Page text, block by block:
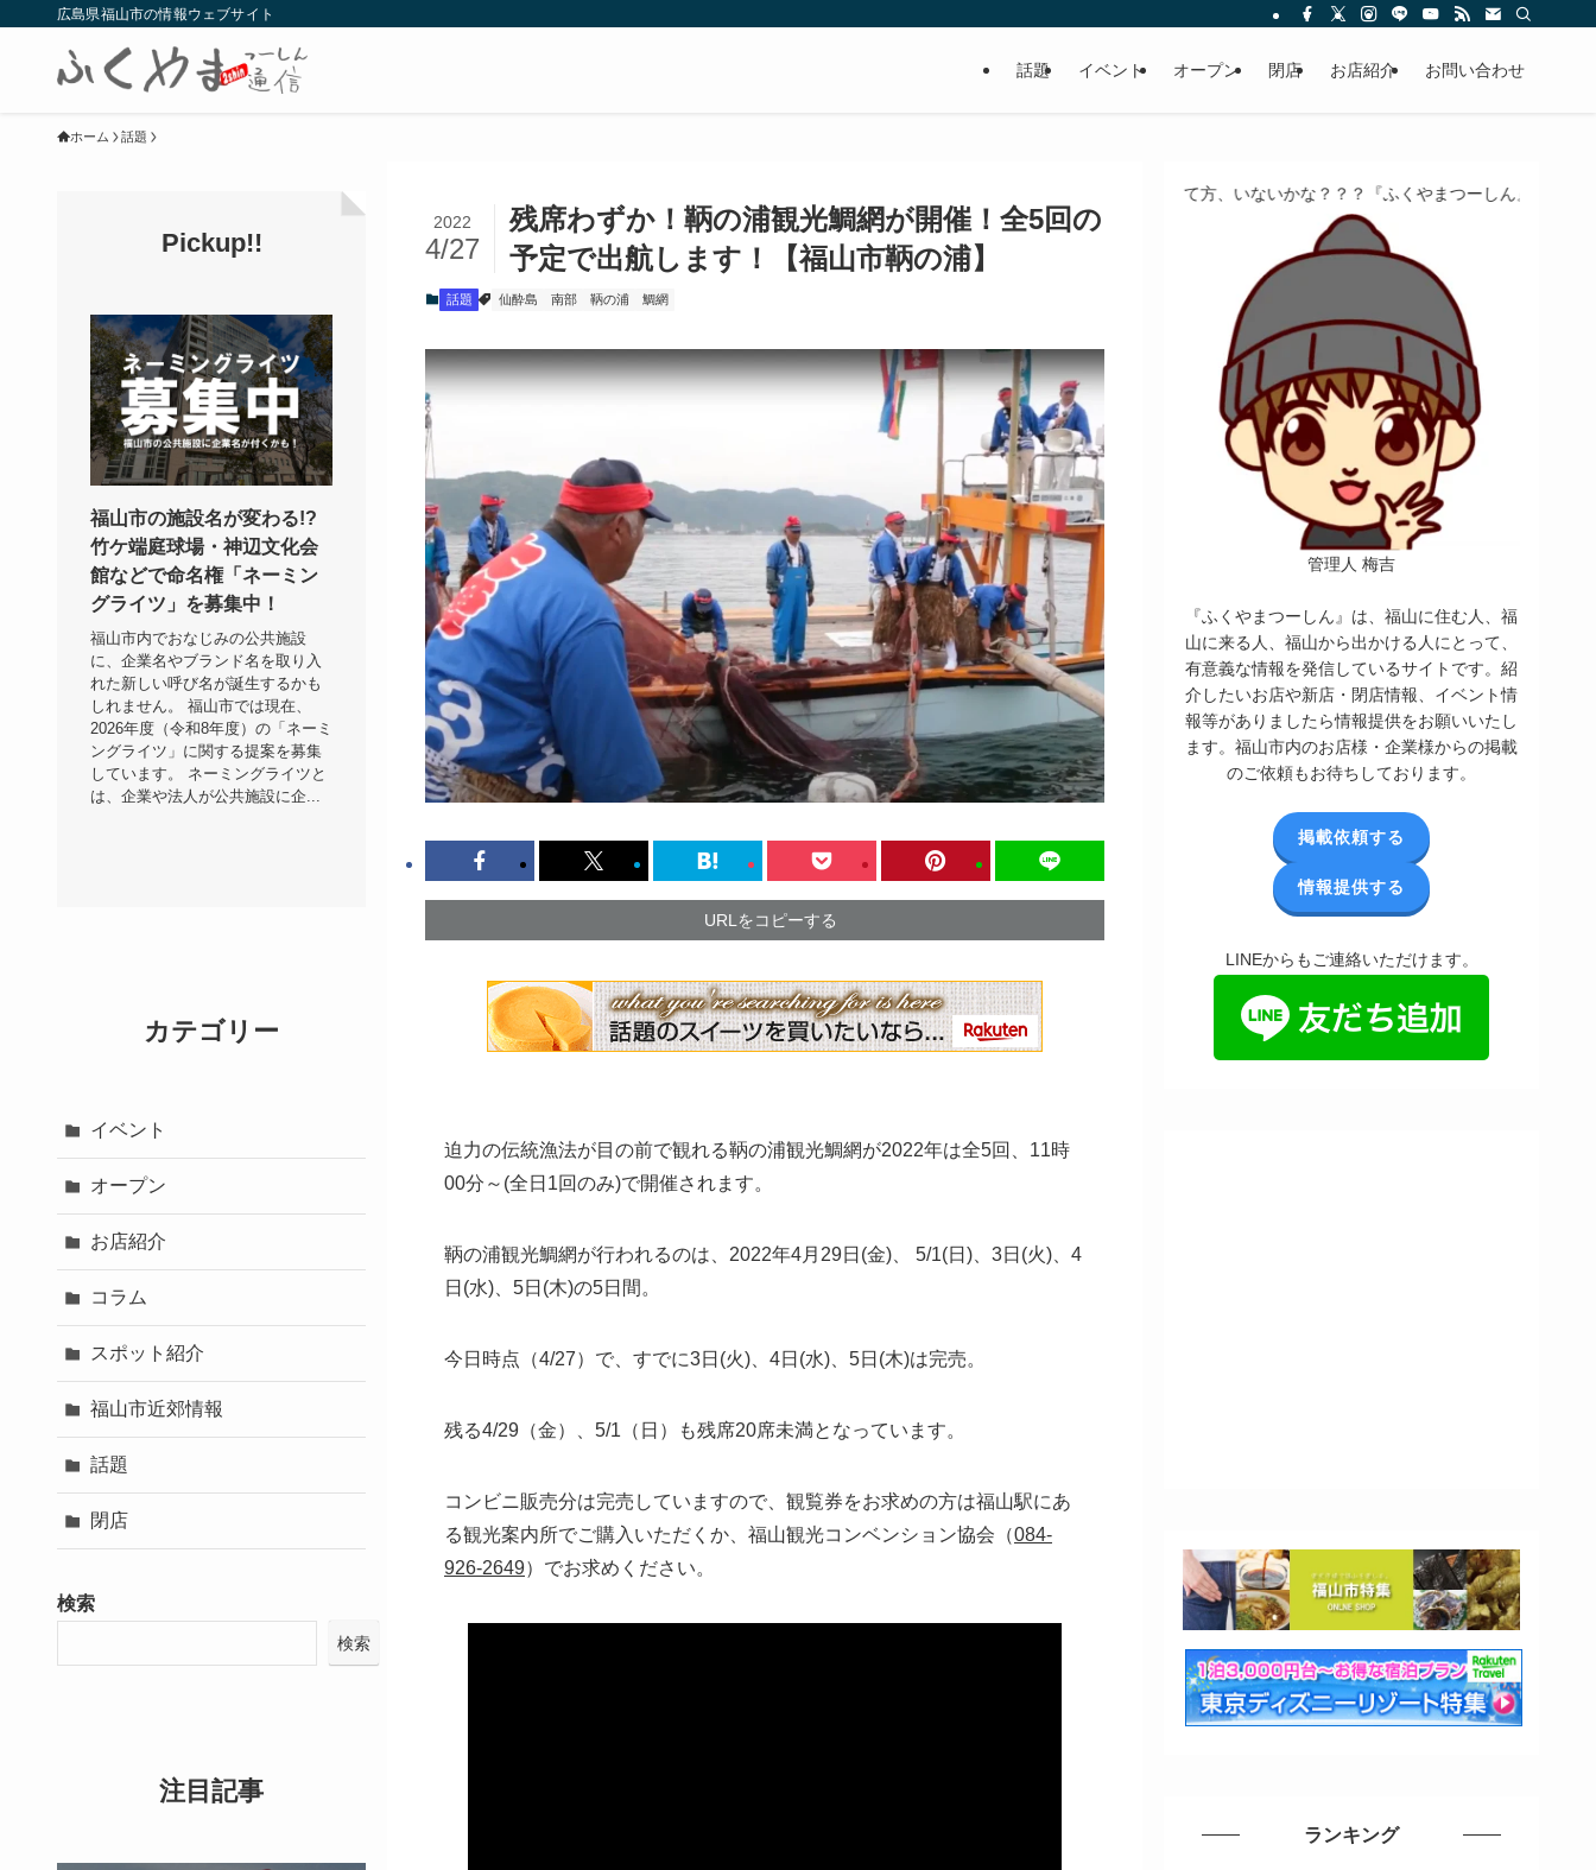
広島県福山市の情報ウェブサイト
話題 イベント オープン 閉店 お店紹介 お問い合わせ
ホーム 話題
残席わずか！鞆の浦観光鯛網が開催！全5回の
予定で出航します！【福山市鞆の浦】
2022
4/27
話題 仙酔島 南部 鞆の浦 鯛網
URLをコピーする
迫力の伝統漁法が目の前で観れる鞆の浦観光鯛網が2022年は全5回、 11時
00分～ (全日1回のみ)で開催されます。
鞆の浦観光鯛網が行われるのは、2022年4月29日(金)、 5/1(日)、3日(火)、4
日(水)、5日(木)の5日間。
今日時点（4/27）で、すでに3日(火)、4日(水)、5日(木)は完売。
残る4/29（金）、5/1（日）も残席20席未満となっています。
コンビニ販売分は完売していますので、観覧券をお求めの方は福山駅にあ
る観光案内所でご購入いただくか、福山観光コンベンション協会（084-
926-2649）でお求めください。
食べるの好き！写真や動画も撮るよ！って方、いないかな？？？『ふくやまつーしん』でちょっとしたバイト、
管理人 梅吉
『ふくやまつーしん』は、福山に住む人、福
山に来る人、福山から出かける人にとって、
有意義な情報を発信しているサイトです。紹
介したいお店や新店・閉店情報、イベント情
報等がありましたら情報提供をお願いいたし
ます。福山市内のお店様・企業様からの掲載
のご依頼もお待ちしております。
掲載依頼する
情報提供する
LINEからもご連絡いただけます。
ランキング
Pickup!!
福山市の施設名が変わる!?
竹ケ端庭球場・神辺文化会
館などで命名権「ネーミン
グライツ」を募集中！
福山市内でおなじみの公共施設
に、企業名やブランド名を取り入
れた新しい呼び名が誕生するかも
しれません。 福山市では現在、
2026年度（令和8年度）の「ネーミ
ングライツ」に関する提案を募集
しています。 ネーミングライツと
は、企業や法人が公共施設に企...
カテゴリー
イベント
オープン
お店紹介
コラム
スポット紹介
福山市近郊情報
話題
閉店
検索
検索
注目記事